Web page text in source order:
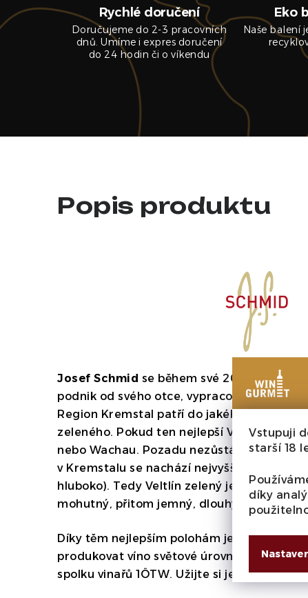
Vstupuji
starší 18
díky
Rychlé doručení
Doručujeme do 2-3 pracovních
dnů. Umíme i expres doručení
do 24 hodin či o víkendu
Eko
Naše balení
Popis produktu
Josef Schmid se během své 20-leté
podnik od svého otce, vypracoval mezi
Region Kremstal patří do jakéhosi zlatého
zeleného. Pokud ten nejlepší Veltlín na
nebo Wachau. Pozadu nezůstává ani
v Kremstalu se nachází nejvyšší nánosy
hluboko). Tedy Veltlín zelený je zde ve
mohutný, přitom jemný, dlouhý a úžasně
Díky těm nejlepším polohám je dnes Josef
produkovat víno světové úrovně. Vinařství
spolku vinařů 1ÖTW. Užijte si jeho vína tak,